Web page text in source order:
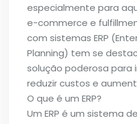
especialmente para
e-commerce e
com sistemas ERP
Planning) tem se
solução poderosa para
reduzir custos e
O que é um ERP?
Um ERP é um sistema